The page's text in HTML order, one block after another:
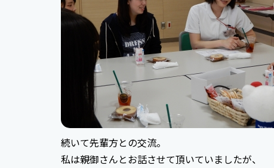
続いて先輩方との交流。
私は親御さんとお話させて頂いていましたが、